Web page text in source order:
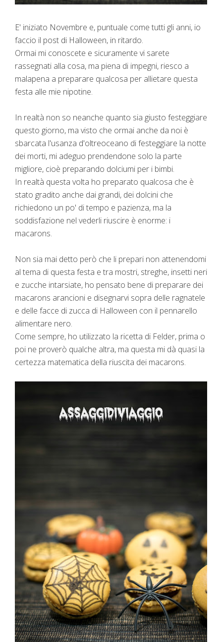
E' iniziato Novembre e, puntuale come tutti gli anni, io
faccio il post di Halloween, in ritardo.
Ormai mi conoscete e sicuramente vi sarete
rassegnati alla cosa, ma piena di impegni, riesco a
malapena a preparare qualcosa per allietare questa
festa alle mie nipotine.
In realtà non so neanche quanto sia giusto festeggiare
questo giorno, ma visto che ormai anche da noi è
sbarcata l'usanza d'oltreoceano di festeggiare la notte
dei morti, mi adeguo prendendone solo la parte
migliore, cioè preparando dolciumi per i bimbi.
In realtà questa volta ho preparato qualcosa che è
stato gradito anche dai grandi, dei dolcini che
richiedono un po' di tempo e pazienza, ma la
soddisfazione nel vederli riuscire è enorme: i
macarons.
Non sia mai detto però che li prepari non attenendomi
al tema di questa festa e tra mostri, streghe, insetti neri
e zucche intarsiate, ho pensato bene di preparare dei
macarons arancioni e disegnarvi sopra delle ragnatele
e delle facce di zucca di Halloween con il pennarello
alimentare nero.
Come sempre, ho utilizzato la ricetta di Felder, prima o
poi ne proverò qualche altra, ma questa mi dà quasi la
certezza matematica della riuscita dei macarons.